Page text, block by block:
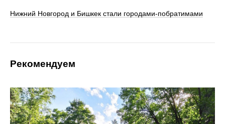
Нижний Новгород и Бишкек стали городами-побратимами
Рекомендуем